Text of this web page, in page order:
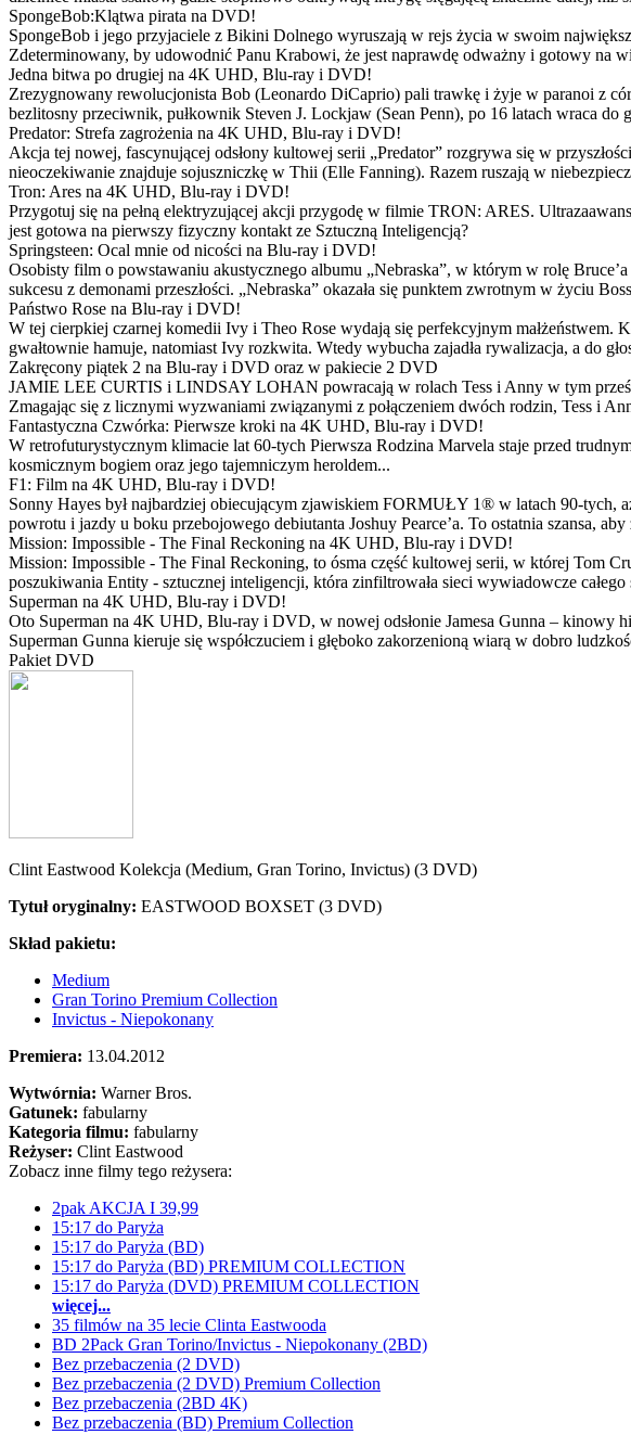
SpongeBob:Klątwa pirata na DVD!
SpongeBob i jego przyjaciele z Bikini Dolnego wyruszają w rejs życia w swoim
Zdeterminowany, by udowodnić Panu Krabowi, że jest naprawdę odważny i gotowy na
Jedna bitwa po drugiej na 4K UHD, Blu-ray i DVD!
Zrezygnowany rewolucjonista Bob (Leonardo DiCaprio) pali trawkę i żyje w paranoi z
bezlitosny przeciwnik, pułkownik Steven J. Lockjaw (Sean Penn), po 16 latach wraca
Predator: Strefa zagrożenia na 4K UHD, Blu-ray i DVD!
Akcja tej nowej, fascynującej odsłony kultowej serii „Predator” rozgrywa się w
nieoczekiwanie znajduje sojuszniczkę w Thii (Elle Fanning). Razem ruszają w
Tron: Ares na 4K UHD, Blu-ray i DVD!
Przygotuj się na pełną elektryzującej akcji przygodę w filmie TRON: ARES.
jest gotowa na pierwszy fizyczny kontakt ze Sztuczną Inteligencją?
Springsteen: Ocal mnie od nicości na Blu-ray i DVD!
Osobisty film o powstawaniu akustycznego albumu „Nebraska”, w którym w rolę
sukcesu z demonami przeszłości. „Nebraska” okazała się punktem zwrotnym w życiu
Państwo Rose na Blu-ray i DVD!
W tej cierpkiej czarnej komedii Ivy i Theo Rose wydają się perfekcyjnym małżeństwem.
gwałtownie hamuje, natomiast Ivy rozkwita. Wtedy wybucha zajadła rywalizacja, a do
Zakręcony piątek 2 na Blu-ray i DVD oraz w pakiecie 2 DVD
JAMIE LEE CURTIS i LINDSAY LOHAN powracają w rolach Tess i Anny w tym
Zmagając się z licznymi wyzwaniami związanymi z połączeniem dwóch rodzin, Tess i
Fantastyczna Czwórka: Pierwsze kroki na 4K UHD, Blu-ray i DVD!
W retrofuturystycznym klimacie lat 60-tych Pierwsza Rodzina Marvela staje przed
kosmicznym bogiem oraz jego tajemniczym heroldem...
F1: Film na 4K UHD, Blu-ray i DVD!
Sonny Hayes był najbardziej obiecującym zjawiskiem FORMUŁY 1® w latach 90-tych,
powrotu i jazdy u boku przebojowego debiutanta Joshuy Pearce’a. To ostatnia szansa,
Mission: Impossible - The Final Reckoning na 4K UHD, Blu-ray i DVD!
Mission: Impossible - The Final Reckoning, to ósma część kultowej serii, w której Tom
poszukiwania Entity - sztucznej inteligencji, która zinfiltrowała sieci wywiadowcze
Superman na 4K UHD, Blu-ray i DVD!
Oto Superman na 4K UHD, Blu-ray i DVD, w nowej odsłonie Jamesa Gunna – kinowy
Superman Gunna kieruje się współczuciem i głęboko zakorzenioną wiarą w dobro
Pakiet DVD
Clint Eastwood Kolekcja (Medium, Gran Torino, Invictus) (3 DVD)
Tytuł oryginalny: EASTWOOD BOXSET (3 DVD)
Skład pakietu:
Medium
Gran Torino Premium Collection
Invictus - Niepokonany
Premiera: 13.04.2012
Wytwórnia: Warner Bros.
Gatunek: fabularny
Kategoria filmu: fabularny
Reżyser: Clint Eastwood
Zobacz inne filmy tego reżysera:
2pak AKCJA I 39,99
15:17 do Paryża
15:17 do Paryża (BD)
15:17 do Paryża (BD) PREMIUM COLLECTION
15:17 do Paryża (DVD) PREMIUM COLLECTION
więcej...
35 filmów na 35 lecie Clinta Eastwooda
BD 2Pack Gran Torino/Invictus - Niepokonany (2BD)
Bez przebaczenia (2 DVD)
Bez przebaczenia (2 DVD) Premium Collection
Bez przebaczenia (2BD 4K)
Bez przebaczenia (BD) Premium Collection